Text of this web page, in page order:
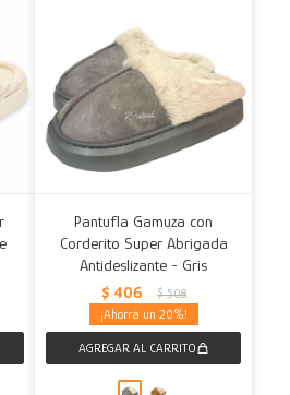
Pantufla Gamuza con
Corderito Super Abrigada
Antideslizante - Gris
$ 406 $ 508
20